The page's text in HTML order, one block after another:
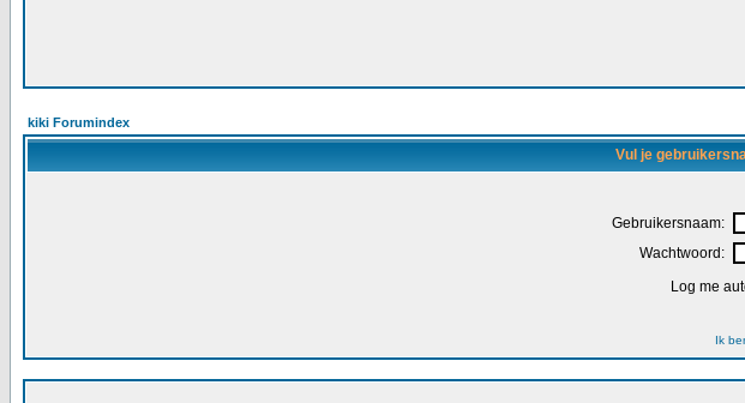
kiki Forumindex
Vul je
Gebruikersnaam:
Wachtwoord:
Log me
Ik